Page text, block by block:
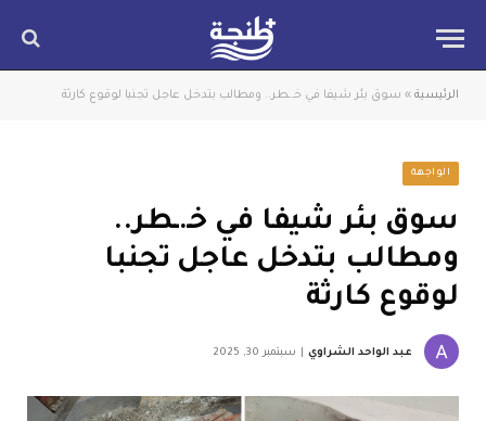
الرئيسية » سوق بئر شيفا في خـ.ـطر.. ومطالب بتدخل عاجل تجنبا لوقوع كارثة
الواجهة
سوق بئر شيفا في خـ.ـطر..
ومطالب بتدخل عاجل تجنبا
لوقوع كارثة
عبد الواحد الشراوي سبتمبر 30, 2025